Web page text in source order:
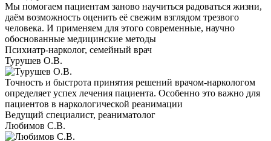
Мы помогаем пациентам заново научиться радоваться жизни,
даём возможность оценить её свежим взглядом трезвого
человека. И применяем для этого современные, научно
обоснованные медицинские методы
Психиатр-нарколог, семейный врач
Турушев О.В.
Точность и быстрота принятия решений врачом-наркологом
определяет успех лечения пациента. Особенно это важно для
пациентов в наркологической реанимации
Ведущий специалист, реаниматолог
Любимов С.В.